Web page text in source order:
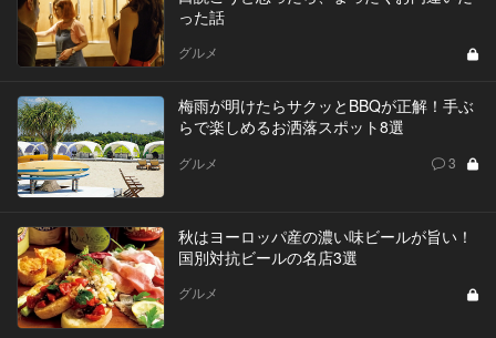
った話
グルメ
梅雨が明けたらサクッとBBQが正解！手ぶ
らで楽しめるお洒落スポット8選
グルメ 3
秋はヨーロッパ産の濃い味ビールが旨い！
国別対抗ビールの名店3選
グルメ